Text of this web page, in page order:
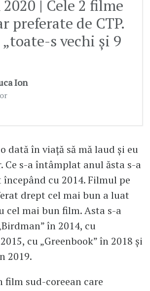
2020 | Cele 2 filme
preferate de CTP.
s vechi și 9
Ion
dată în viață să mă laud și eu
Ce s-a întâmplat anul ăsta s-a
cu 2014. Filmul pe
drept cel mai bun a luat
cel mai bun film. Asta s-a
în 2014, cu
cu „Greenbook” în 2018 și
2019.
film sud-coreean care